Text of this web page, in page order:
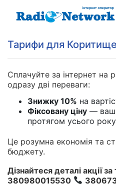
Тарифи для Коритище
Сплачуйте за інтернет на
одразу дві переваги:
Знижку 10% на
Фіксовану ціну — ваш
протягом усього
Це розумна економія та
бюджету.
Дізнайтеся деталі акції
380980015530